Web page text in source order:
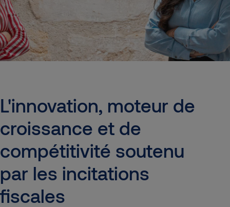
L'innovation, moteur de
croissance et de
compétitivité soutenu
par les incitations
fiscales